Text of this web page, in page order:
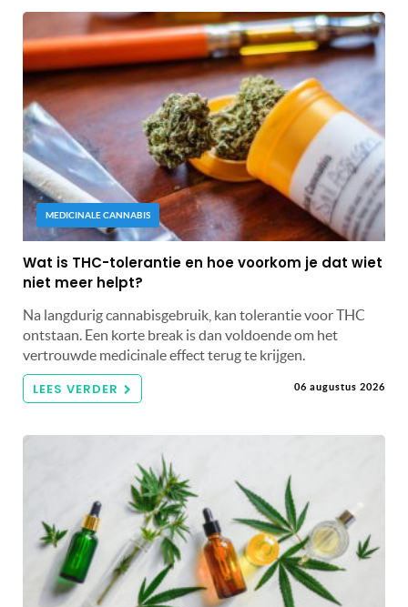
MEDICINALE CANNABIS
Wat is THC-tolerantie en hoe voorkom je dat wiet
niet meer helpt?
Na langdurig cannabisgebruik, kan tolerantie voor THC
ontstaan. Een korte break is dan voldoende om het
vertrouwde medicinale effect terug te krijgen.
LEES VERDER 06 augustus 2026